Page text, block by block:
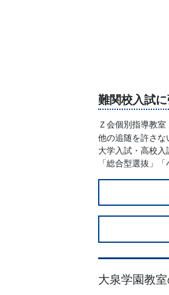
難関校入試
Ｚ会個別指導教室
他の追随を許さな
大学入試・高校
「総合型選抜」
大泉学園教